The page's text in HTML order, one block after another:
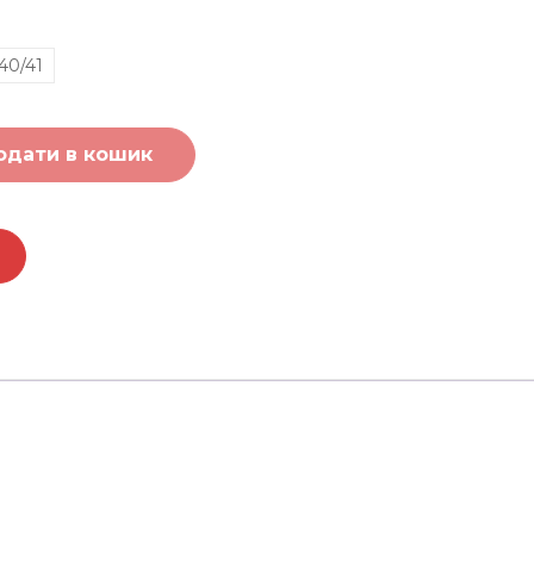
41
в кошик